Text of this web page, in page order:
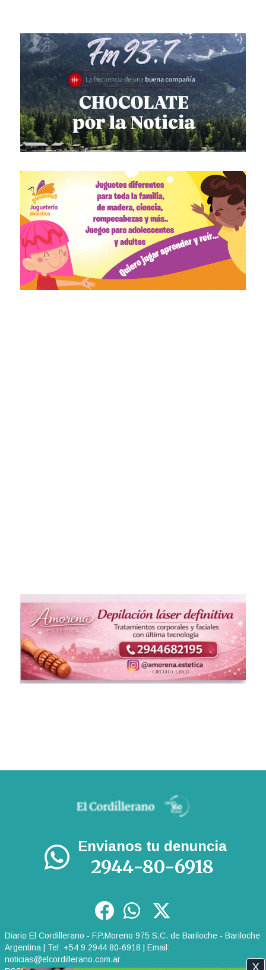
Envianos tu denuncia
2944-80-6918
Diario El Cordillerano - F.P.Moreno 975 S.C. de Bariloche - Bariloche
Argentina | Tel: +54 9 2944 80-6918 | Email:
noticias@elcordillerano.com.ar
X